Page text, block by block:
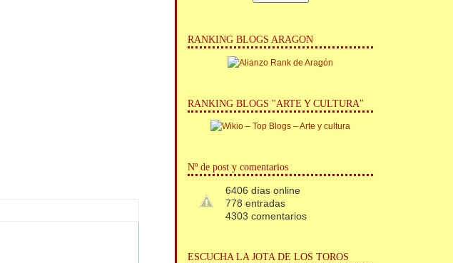
RANKING BLOGS ARAGON
RANKING BLOGS "ARTE Y CULTURA"
Nº de post y comentarios
6406 días online
778 entradas
4303 comentarios
ESCUCHA LA JOTA DE LOS TOROS